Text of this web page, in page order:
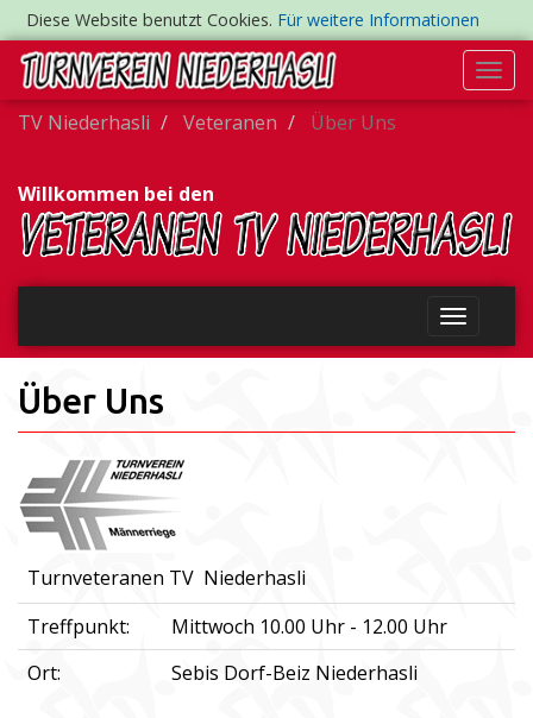
Diese Website benutzt Cookies. Für weitere Informationen
TV Niederhasli
Veteranen Über Uns
Willkommen bei den
Über Uns
Turnveteranen TV Niederhasli
Treffpunkt:
Mittwoch 10.00 Uhr - 12.00 Uhr
Ort:
Sebis Dorf-Beiz Niederhasli